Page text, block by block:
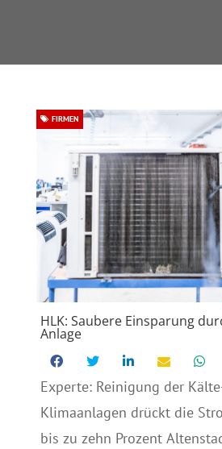
HLK: Saubere Einsparung
Anlage
FIRMEN
Experte: Reinigung der
Klimaanlagen drückt die
bis zu zehn Prozent